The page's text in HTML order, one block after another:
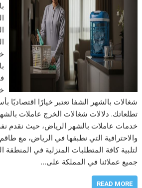
شغالات بالشهر الشفا تعتبر خيارًا اقتصاديًا
تطلعاتك. دلالات شغالات الخرج عاملات
خدمات عاملات بالشهر الرياض، حيث نقدم
والاحترافية التي نطبقها في الرياض، مع
لتلبية كافة المتطلبات المنزلية في
جميع عملائنا في المملكة على…
READ MORE